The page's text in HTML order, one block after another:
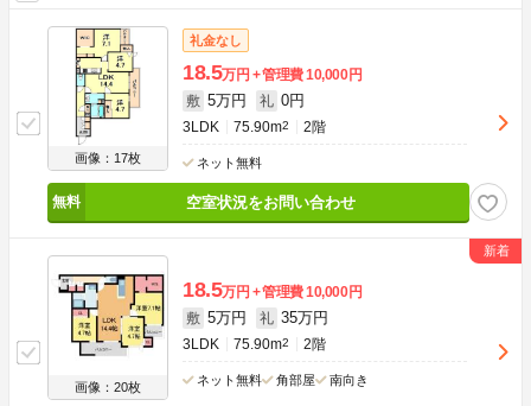
画像：17枚
礼金なし
18.5万円 管理費10,000円
敷 5万円 礼 0円
3LDK 75.90m2 2階
ネット無料
空室状況をお問い合わせ
画像：20枚
18.5万円 管理費10,000円
敷 5万円 礼 35万円
3LDK 75.90m2 2階
ネット無料 角部屋 南向き